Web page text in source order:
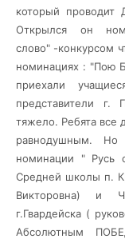
который проводит
Открылся он
слово" -конкурсом
номинациях : "Пою
приехали
представители
тяжело. Ребята все
равнодушным. Но
номинации " Русь
Средней школы п.
Викторовна) и
г.Гвардейска (
Абсолютным